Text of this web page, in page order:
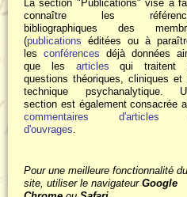
La section "Publications" vise à
connaître les
bibliographiques des
(publications éditées ou à
les conférences déjà données
que les articles qui traitent
questions théoriques, cliniques et
technique psychanalytique.
section est également consacrée
commentaires d'articles
d'ouvrages
Pour une meilleure fonctionnalité du
site, utiliser le navigateur Google